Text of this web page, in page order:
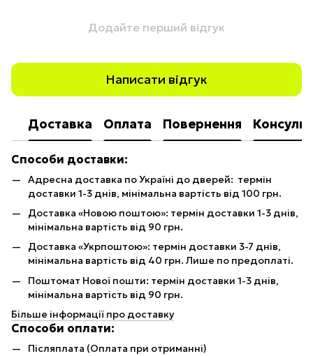
Додайте перший відгук
Написати відгук
Доставка Оплата Повернення
Способи доставки:
Адресна доставка по Україні до дверей: термін
доставки 1-3 днів, мінімальна вартість від 100 грн.
Доставка «Новою поштою»: термін доставки 1-3 днів,
мінімальна вартість від 90 грн.
Доставка «Укрпоштою»: термін доставки 3-7 днів,
мінімальна вартість від 40 грн. Лише по предоплаті.
Поштомат Нової пошти: термін доставки 1-3 днів,
мінімальна вартість від 90 грн.
Більше інформації про доставку
Способи оплати:
Післяплата (Оплата при отриманні)